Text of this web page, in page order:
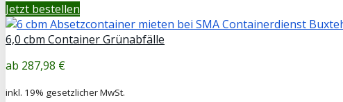
Jetzt bestellen
6,0 cbm Container Grünabfälle
287,98 €
inkl. 19% gesetzlicher MwSt.